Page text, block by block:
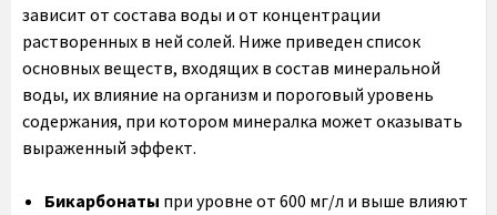
зависит от состава воды и от концентрации
растворенных в ней солей. Ниже приведен список
основных веществ, входящих в состав минеральной
воды, их влияние на организм и пороговый уровень
содержания, при котором минералка может оказывать
выраженный эффект.
Бикарбонаты при уровне от 600 мг/л и выше влияют